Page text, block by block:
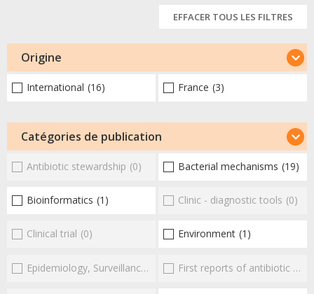
EFFACER TOUS LES FILTRES
Origine
International (16) France (3)
Catégories de publication
Antibiotic stewardship (0) Bacterial mechanisms (19)
Bioinformatics (1) Clinic - diagnostic tools (0)
Clinical trial (0) Environment (1)
Epidemiology, Surveillance First reports of antibiotic resistance